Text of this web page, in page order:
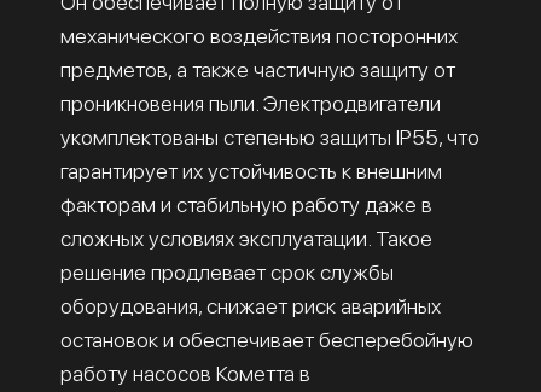
механического воздействия посторонних
предметов, а также частичную защиту от
проникновения пыли. Электродвигатели
укомплектованы степенью защиты IP55, что
гарантирует их устойчивость к внешним
факторам и стабильную работу даже в
сложных условиях эксплуатации. Такое
решение продлевает срок службы
оборудования, снижает риск аварийных
остановок и обеспечивает бесперебойную
работу насосов Кометта в